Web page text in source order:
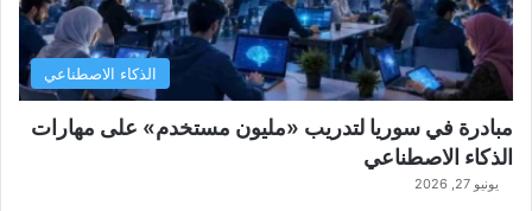
الذكاء الاصطناعي
مبادرة في سوريا لتدريب «مليون مستخدم» على مهارات
الذكاء الاصطناعي
يونيو 27, 2026